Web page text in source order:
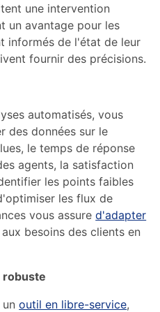
une intervention
un avantage pour les
informés de l'état de leur
fournir des précisions.
automatisés, vous
des données sur le
le temps de réponse
agents, la satisfaction
les points faibles
les flux de
vous assured'adapter
aux besoins des clients en
robuste
unoutil en libre-service,